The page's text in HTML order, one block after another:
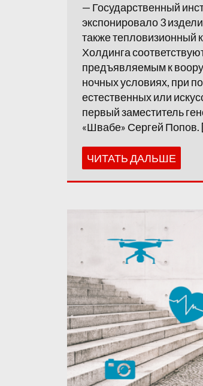
— Государственный
экспонировало 3
также тепловизионный
Холдинга
предъявляемым к
ночных условиях, при
естественных или
первый заместитель
«Швабе» Сергей Попов.
ЧИТАТЬ ДАЛЬШЕ